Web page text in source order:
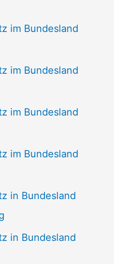
im Bundesland
im Bundesland
im Bundesland
im Bundesland
in Bundesland
in Bundesland